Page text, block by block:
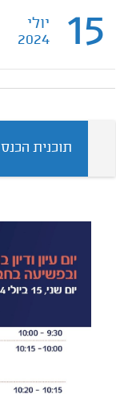
15
יולי
2024
תוכנית הכנס